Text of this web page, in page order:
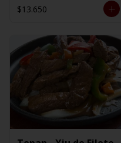
$13.650